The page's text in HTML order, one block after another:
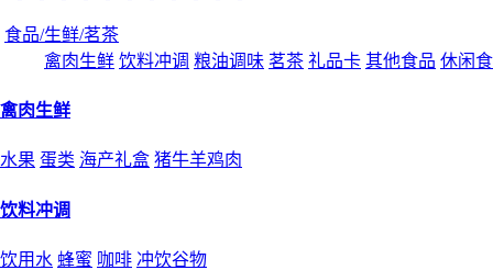
食品/生鲜/茗茶
禽肉生鲜 饮料冲调 粮油调味 茗茶 礼品卡 其他食品 休闲
禽肉生鲜
水果 蛋类 海产礼盒 猪牛羊鸡肉
饮料冲调
饮用水 蜂蜜 咖啡 冲饮谷物